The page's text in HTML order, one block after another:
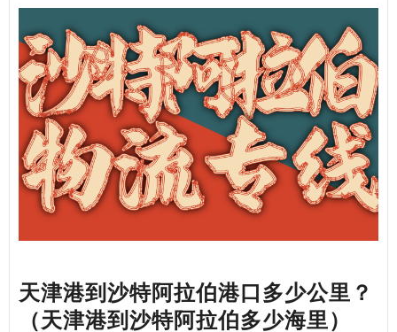
天津港到沙特阿拉伯港口多少公里？
（天津港到沙特阿拉伯多少海里）